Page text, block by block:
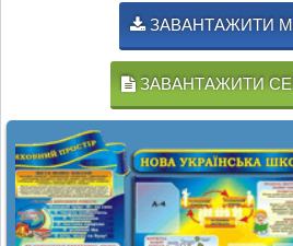
ЗАВАНТАЖИТИ
ЗАВАНТАЖИТИ